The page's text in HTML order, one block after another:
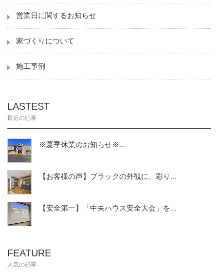
営業日に関するお知らせ
家づくりについて
施工事例
LASTEST
最近の記事
※夏季休業のお知らせ※...
【お客様の声】ブラックの外観に、彩り...
【安全第一】「中央ハウス安全大会」を...
FEATURE
人気の記事